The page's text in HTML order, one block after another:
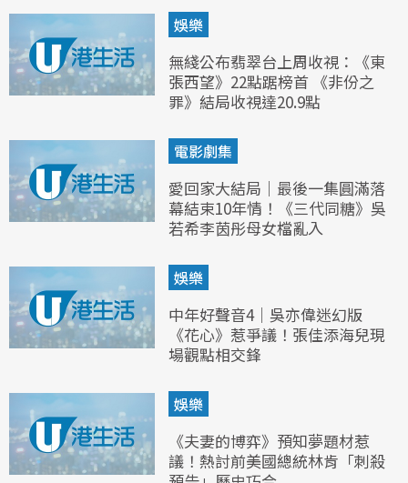
娛樂
無綫公布翡翠台上周收視：《東
張西望》22點踞榜首 《非份之
罪》結局收視達20.9點
電影劇集
愛回家大結局｜最後一集圓滿落
幕結束10年情！《三代同糖》吳
若希李茵彤母女檔亂入
娛樂
中年好聲音4｜吳亦偉迷幻版
《花心》惹爭議！張佳添海兒現
場觀點相交鋒
娛樂
《夫妻的博弈》預知夢題材惹
議！熱討前美國總統林肯「刺殺